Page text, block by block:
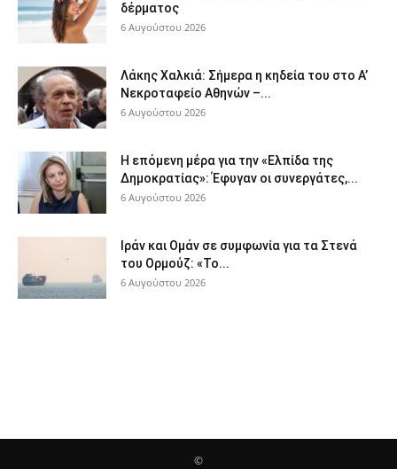
δέρματος
6 Αυγούστου 2026
Λάκης Χαλκιά: Σήμερα η κηδεία του στο Α’
Νεκροταφείο Αθηνών –...
6 Αυγούστου 2026
Η επόμενη μέρα για την «Ελπίδα της
Δημοκρατίας»: Έφυγαν οι συνεργάτες,...
6 Αυγούστου 2026
Ιράν και Ομάν σε συμφωνία για τα Στενά
του Ορμούζ: «Το...
6 Αυγούστου 2026
©